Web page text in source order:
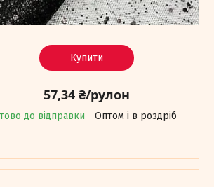
Купити
57,34 ₴/рулон
до відправки Оптом і в роздріб